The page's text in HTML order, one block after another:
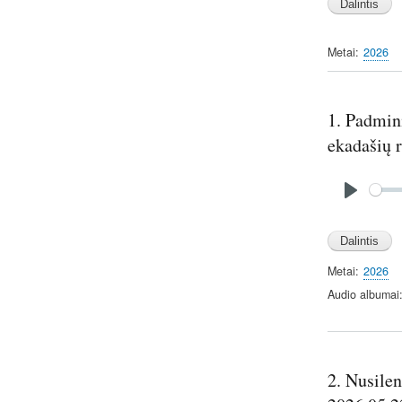
a
Metai 2026
1.
ekadašių
l
a
y
Metai 2026
Audio albumai
2.